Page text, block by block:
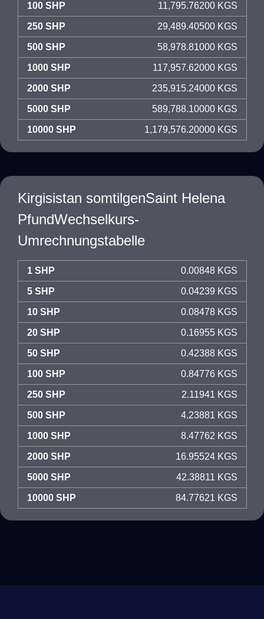
100 SHP 11,795.76200 KGS
250 SHP 29,489.40500 KGS
500 SHP 58,978.81000 KGS
1000 SHP 117,957.62000 KGS
2000 SHP 235,915.24000 KGS
5000 SHP 589,788.10000 KGS
10000 SHP 1,179,576.20000 KGS
Kirgisistan somtilgenSaint Helena
PfundWechselkurs-
Umrechnungstabelle
1 SHP 0.00848 KGS
5 SHP 0.04239 KGS
10 SHP 0.08478 KGS
20 SHP 0.16955 KGS
50 SHP 0.42388 KGS
100 SHP 0.84776 KGS
250 SHP 2.11941 KGS
500 SHP 4.23881 KGS
1000 SHP 8.47762 KGS
2000 SHP 16.95524 KGS
5000 SHP 42.38811 KGS
10000 SHP 84.77621 KGS